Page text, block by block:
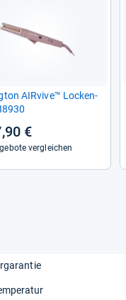
AIR­vive™ Locken­
€
vergleichen